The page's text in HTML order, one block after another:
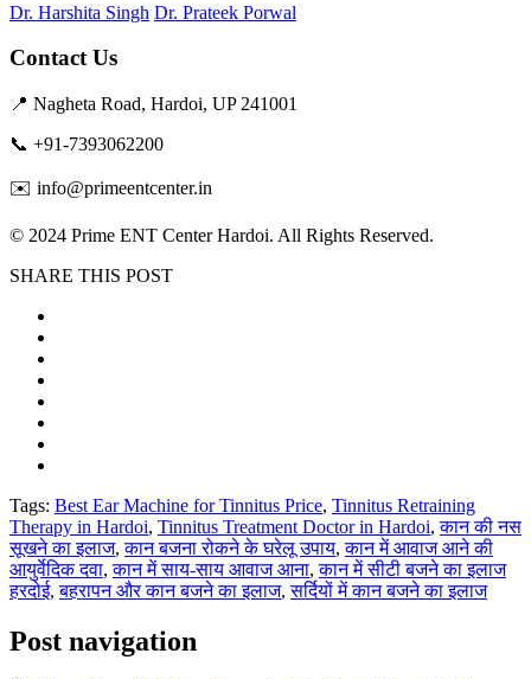
Dr. Harshita Singh Dr. Prateek Porwal
Contact Us
📍 Nagheta Road, Hardoi, UP 241001
📞 +91-7393062200
✉️ info@primeentcenter.in
© 2024 Prime ENT Center Hardoi. All Rights Reserved.
SHARE THIS POST
Tags: Best Ear Machine for Tinnitus Price, Tinnitus Retraining
Therapy in Hardoi, Tinnitus Treatment Doctor in Hardoi,कान की नस
सूखने का इलाज,कान बजना रोकने के घरेलू उपाय,कान में आवाज आने की
आयुर्वेदिक दवा,कान में साय-साय आवाज आना,कान में सीटी बजने का इलाज
हरदोई,बहरापन और कान बजने का इलाज,सर्दियों में कान बजने का इलाज
Post navigation